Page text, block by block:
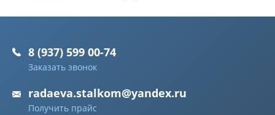
8 (937) 599 00-74
Заказать звонок
radaeva.stalkom@yandex.ru
Получить прайс